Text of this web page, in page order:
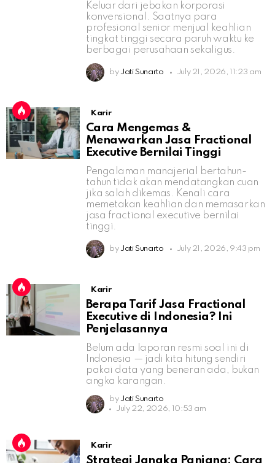
Keluar dari jebakan korporasi
konvensional. Saatnya para
profesional senior menjual keahlian
tingkat tinggi secara paruh waktu ke
berbagai perusahaan sekaligus.
by Jati Sunarto July 21, 2026, 11:23 am
Karir
Cara Mengemas &
Menawarkan Jasa Fractional
Executive Bernilai Tinggi
Pengalaman manajerial bertahun-
tahun tidak akan mendatangkan cuan
jika salah dikemas. Kenali cara
memetakan keahlian dan memasarkan
jasa fractional executive bernilai
tinggi.
by Jati Sunarto July 21, 2026, 9:43 pm
Karir
Berapa Tarif Jasa Fractional
Executive di Indonesia? Ini
Penjelasannya
Belum ada laporan resmi soal ini di
Indonesia — jadi kita hitung sendiri
pakai data yang beneran ada, bukan
angka karangan.
by Jati Sunarto
July 22, 2026, 10:53 am
Karir
Strategi Jangka Panjang: Cara